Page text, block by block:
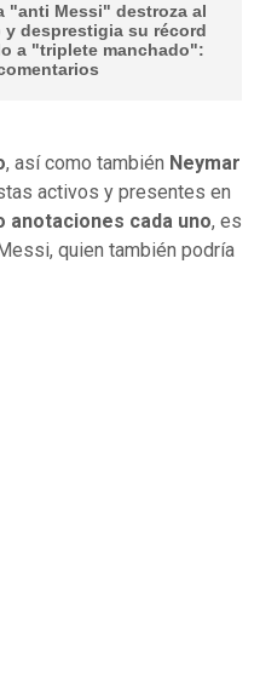
"anti Messi" destroza al
y desprestigia su récord
a "triplete manchado":
, así como también Neymar
activos y presentes en
anotaciones cada uno, es
quien también podría